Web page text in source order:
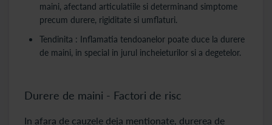
maini, afectand articulatiile si determinand simptome
precum durere, rigiditate si umflaturi.
Tendinita : Inflamatia tendoanelor poate duce la durere
de maini, in special in jurul incheieturilor si a degetelor.
Durere de maini - Factori de risc
In afara de cauzele deja mentionate, durerea de